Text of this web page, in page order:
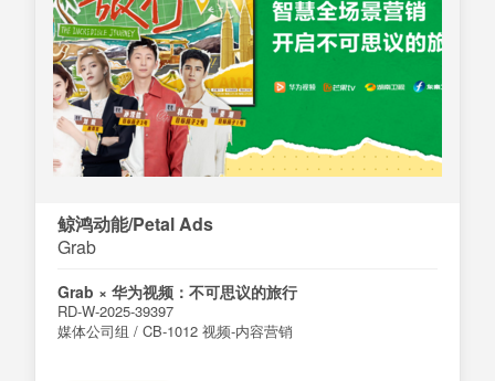
鲸鸿动能/Petal Ads
Grab
Grab × 华为视频：不可思议的旅行
RD-W-2025-39397
媒体公司组 / CB-1012 视频-内容营销